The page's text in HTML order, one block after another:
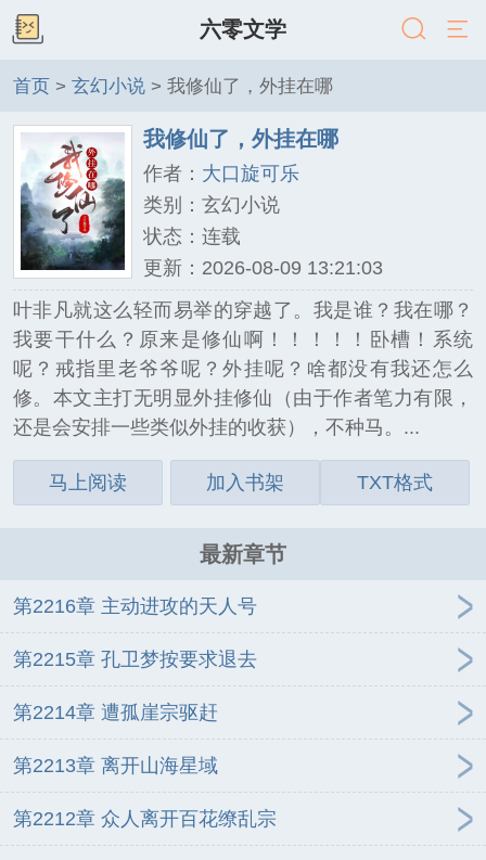
六零文学
首页 > 玄幻小说 > 我修仙了，外挂在哪
我修仙了，外挂在哪
作者： 大口旋可乐
类别：玄幻小说
状态：连载
更新：2026-08-09 13:21:03
叶非凡就这么轻而易举的穿越了。我是谁？我在哪？
我要干什么？原来是修仙啊！！！！！卧槽！系统
呢？戒指里老爷爷呢？外挂呢？啥都没有我还怎么
修。本文主打无明显外挂修仙（由于作者笔力有限，
还是会安排一些类似外挂的收获），不种马。...
马上阅读 加入书架 TXT格式
最新章节
第2216章 主动进攻的天人号
第2215章 孔卫梦按要求退去
第2214章 遭孤崖宗驱赶
第2213章 离开山海星域
第2212章 众人离开百花缭乱宗